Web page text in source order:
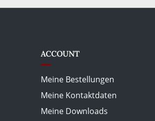
ACCOUNT
Meine Bestellungen
Meine Kontaktdaten
Meine Downloads